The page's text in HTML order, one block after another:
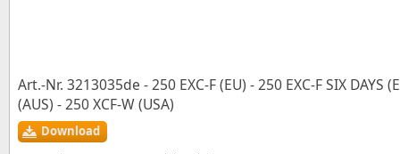
Art.-Nr. 3213035de - 250 EXC‑F (EU) - 250 EXC‑F SIX DAYS
(AUS) - 250 XCF‑W (USA)
Download